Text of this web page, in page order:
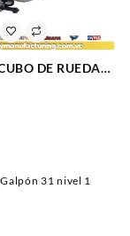
DE RUEDA
31 nivel 1